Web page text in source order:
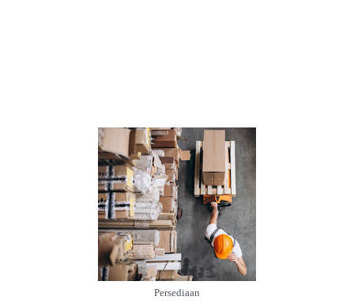
Persediaan